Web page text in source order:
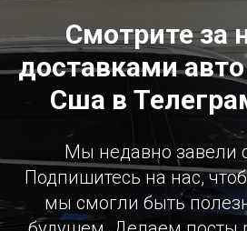
Смотрите за
доставками
Сша в
Мы недавно завели
Подпишитесь на нас,
мы смогли быть